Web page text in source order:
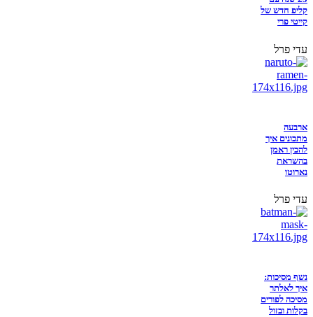
קליפ חדש של
קייטי פרי
עדי פרל
ארבעה
מתכונים איך
להכין ראמן
בהשראת
נארוטו
עדי פרל
נשף מסיכות:
איך לאלתר
מסיכה לפורים
בקלות ובזול